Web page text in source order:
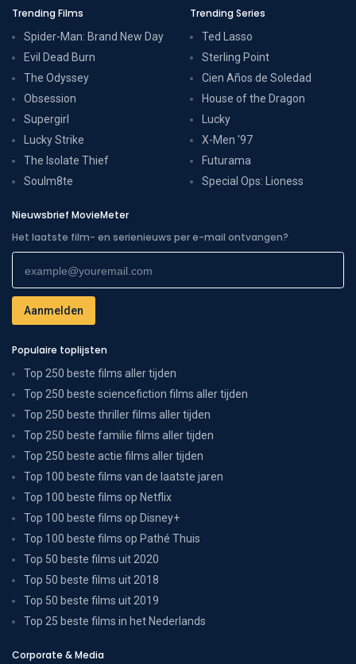
Trending Films
Spider-Man: Brand New Day
Evil Dead Burn
The Odyssey
Obsession
Supergirl
Lucky Strike
The Isolate Thief
Soulm8te
Trending Series
Ted Lasso
Sterling Point
Cien Años de Soledad
House of the Dragon
Lucky
X-Men '97
Futurama
Special Ops: Lioness
Nieuwsbrief MovieMeter
Het laatste film- en serienieuws per e-mail ontvangen?
Populaire toplijsten
Top 250 beste films aller tijden
Top 250 beste sciencefiction films aller tijden
Top 250 beste thriller films aller tijden
Top 250 beste familie films aller tijden
Top 250 beste actie films aller tijden
Top 100 beste films van de laatste jaren
Top 100 beste films op Netflix
Top 100 beste films op Disney+
Top 100 beste films op Pathé Thuis
Top 50 beste films uit 2020
Top 50 beste films uit 2018
Top 50 beste films uit 2019
Top 25 beste films in het Nederlands
Corporate & Media